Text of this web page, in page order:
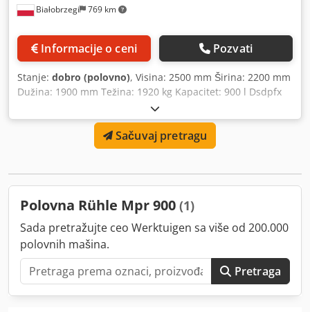
Białobrzegi 769 km
Informacije o ceni Pozvati
Stanje: dobro (polovno), Visina: 2500 mm Širina: 2200 mm
Dužina: 1900 mm Težina: 1920 kg Kapacitet: 900 l Dsdpfx
Aaetpbwgegswa Napajanje: 400V 50Hz 3N Ukupna snaga:
11,9 kW Glavni materijal: nerđajući čelik, otporan na
kiselinu Kontrola brzine tumblera: beskonačno promenljiva
kontrola brzine bureta Tumbler sa rashladnom jaknom:
učitavanje integrisano u mašinu Opterećenje: 675 kg
Sačuvaj pretragu
Polovna Rühle Mpr 900 (1)
Sada pretražujte ceo Werktuigen sa više od 200.000
polovnih mašina.
Pretraga